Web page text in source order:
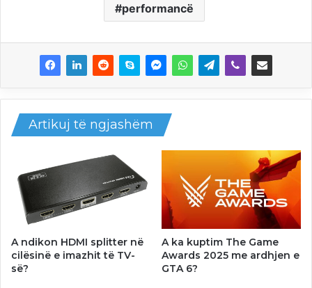
performancë
Artikuj të ngjashëm
A ndikon HDMI splitter në
cilësinë e imazhit të TV-
së?
A ka kuptim The Game
Awards 2025 me ardhjen e
GTA 6?